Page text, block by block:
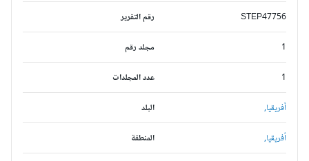
رقم التقرير STEP47756
مجلد رقم
عدد المجلدات
البلد أفريقيا,
المنطقة أفريقيا,